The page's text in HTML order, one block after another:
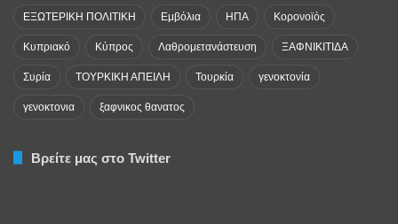
ΕΞΩΤΕΡΙΚΗ ΠΟΛΙΤΙΚΗ Εμβόλια ΗΠΑ Κορονοϊός
Κυπριακό Κύπρος Λαθρομετανάστευση ΞΑΦΝΙΚΙΤΙΔΑ
Συρία ΤΟΥΡΚΙΚΗ ΑΠΕΙΛΗ Τουρκία γενοκτονία
γενοκτονια ξαφνικος θανατος
Βρείτε μας στο Twitter